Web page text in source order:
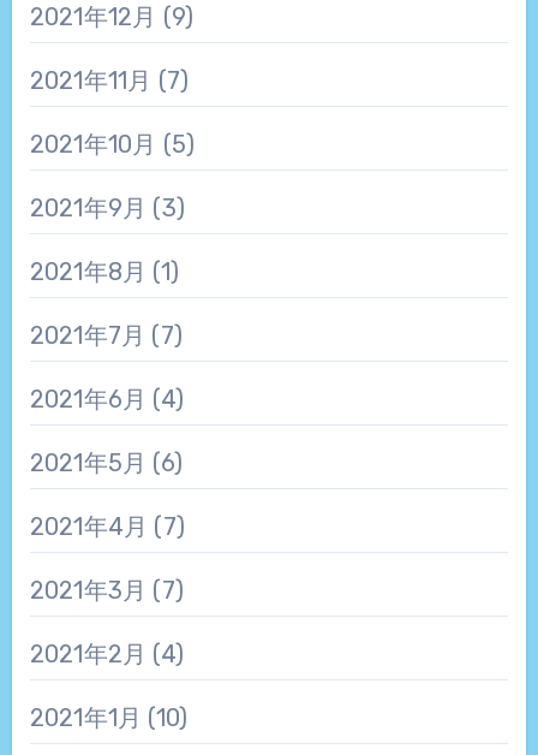
2021年12月 (9)
2021年11月 (7)
2021年10月 (5)
2021年9月 (3)
2021年8月 (1)
2021年7月 (7)
2021年6月 (4)
2021年5月 (6)
2021年4月 (7)
2021年3月 (7)
2021年2月 (4)
2021年1月 (10)